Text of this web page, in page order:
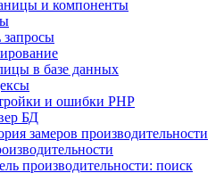
и компоненты
запросы
в базе данных
и ошибки PHP
БД
замеров производительности
производительности: поиск